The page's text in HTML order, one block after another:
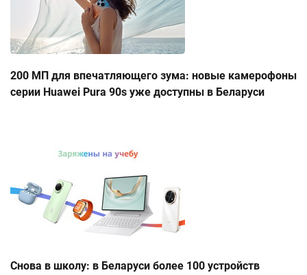
200 МП для впечатляющего зума: новые камерофоны
серии Huawei Pura 90s уже доступны в Беларуси
Снова в школу: в Беларуси более 100 устройств